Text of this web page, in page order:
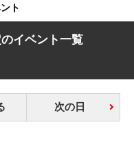
ト
イベント一覧
次の日